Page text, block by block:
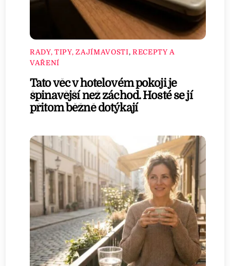
RADY, TIPY, ZAJÍMAVOSTI, RECEPTY A
VAŘENÍ
Tato věc v hotelovém pokoji je
špinavější než záchod. Hosté se jí
přitom běžně dotýkají